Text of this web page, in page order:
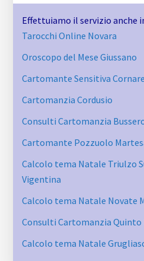
Effettuiamo il servizio anche
Tarocchi Online Novara
Oroscopo del Mese Giussano
Cartomante Sensitiva
Cartomanzia Cordusio
Consulti Cartomanzia
Cartomante Pozzuolo
Calcolo tema Natale Triulzo
Vigentina
Calcolo tema Natale Novate
Consulti Cartomanzia Quinto
Calcolo tema Natale